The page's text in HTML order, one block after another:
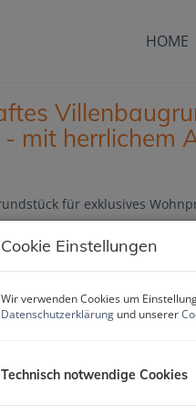
HOME
mit herrlichem
Cookie Einstellungen
Wir verwenden Cookies um
Datenschutzerklärung und unserer
Technisch notwendige Cookies